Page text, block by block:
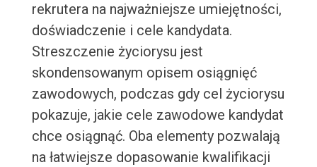
rekrutera na najważniejsze umiejętności,
doświadczenie i cele kandydata.
Streszczenie życiorysu jest
skondensowanym opisem osiągnięć
zawodowych, podczas gdy cel życiorysu
pokazuje, jakie cele zawodowe kandydat
chce osiągnąć. Oba elementy pozwalają
na łatwiejsze dopasowanie kwalifikacji